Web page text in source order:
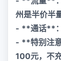
州是半价半
- **通话**：
- **特别注
100元，不